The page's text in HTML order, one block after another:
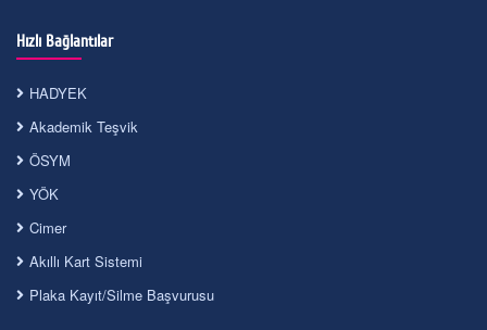
Hızlı Bağlantılar
HADYEK
Akademik Teşvik
ÖSYM
YÖK
Cimer
Akıllı Kart Sistemi
Plaka Kayıt/Silme Başvurusu